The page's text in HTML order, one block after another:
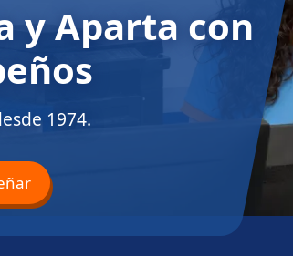
y Aparta con
1974.